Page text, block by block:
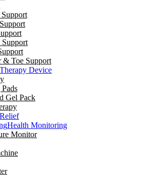
& Toe Support
Therapy Device
Gel Pack
Health Monitoring
Monitor